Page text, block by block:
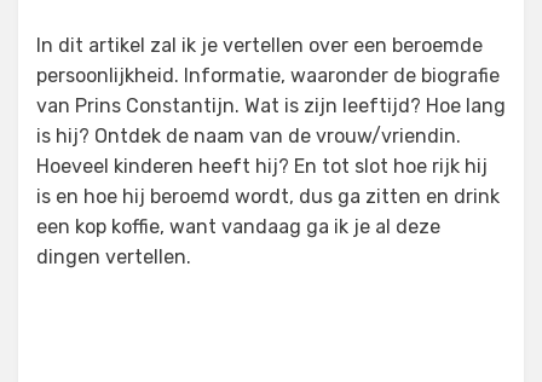
In dit artikel zal ik je vertellen over een beroemde
persoonlijkheid. Informatie, waaronder de biografie
van Prins Constantijn. Wat is zijn leeftijd? Hoe lang
is hij? Ontdek de naam van de vrouw/vriendin.
Hoeveel kinderen heeft hij? En tot slot hoe rijk hij
is en hoe hij beroemd wordt, dus ga zitten en drink
een kop koffie, want vandaag ga ik je al deze
dingen vertellen.